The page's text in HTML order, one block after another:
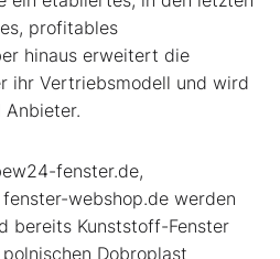
profitables
hinaus erweitert die
ihr Vertriebsmodell und wird
Anbieter.
fenster.de,
webshop.de werden
bereits Kunststoff-Fenster
Dobroplast